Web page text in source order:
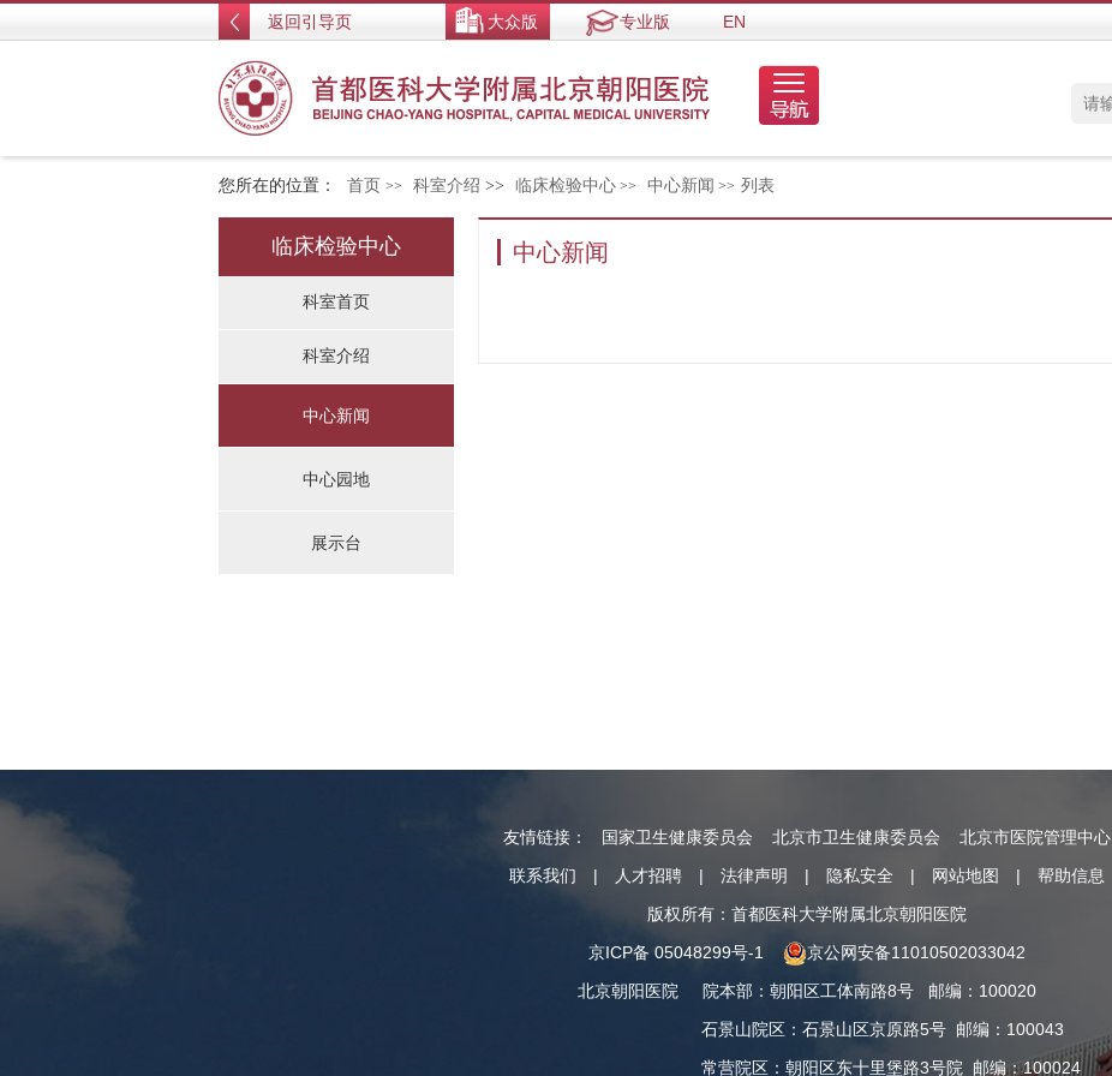
返回引导页 大众版 专业版 EN
您所在的位置： 首页 >> 科室介绍 >> 临床检验中心 >> 中心新闻 >> 列表
临床检验中心
科室首页
科室介绍
中心新闻
中心园地
展示台
中心新闻
友情链接： 国家卫生健康委员会 北京市卫生健康委员会
北京市医院管理中心
联系我们
| 人才招聘 | 法律声明 | 隐私安全 | 网站地图 |
帮助信息
版权所有：首都医科大学附属北京朝阳医院
京ICP备 05048299号-1
京公网安备11010502033042
北京朝阳医院
院本部 ： 朝阳区工体南路8号 邮编：100020
石景山院区 ： 石景山区京原路5号 邮编：100043
常营院区 ： 朝阳区东十里堡路3号院 邮编：100024